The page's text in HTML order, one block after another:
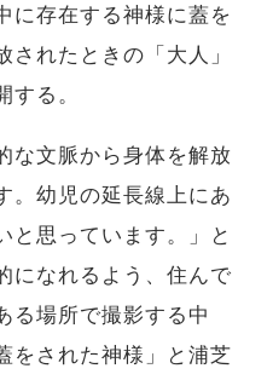
に存在する神様に蓋を
されたときの「大人」
る。
な文脈から身体を解放
。幼児の延長線上にあ
と思っています。」と
になれるよう、住んで
る場所で撮影する中
をされた神様」と浦芝